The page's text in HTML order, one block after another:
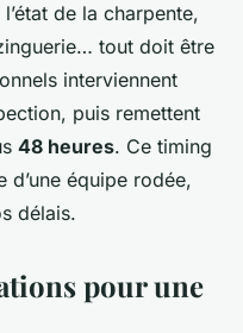
de la charpente,
tout doit être
interviennent
puis remettent
48 heures. Ce timing
d’une équipe rodée,
délais.
pour une